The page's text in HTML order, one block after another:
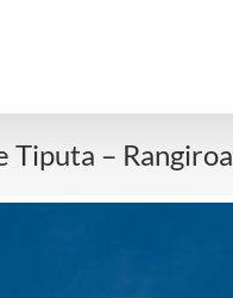
Tiputa – Rangiroa